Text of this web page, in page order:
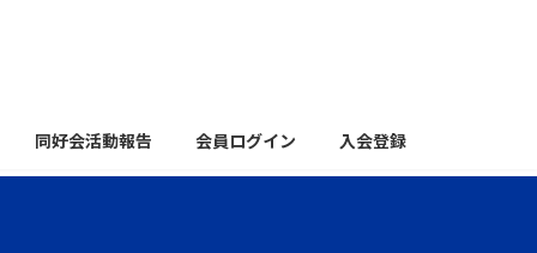
同好会活動報告 会員ログイン 入会登録